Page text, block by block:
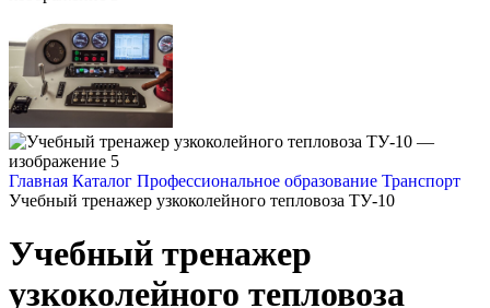
Главная Каталог Профессиональное образование Транспорт
Учебный тренажер узкоколейного тепловоза ТУ-10
Учебный тренажер
узкоколейного тепловоза